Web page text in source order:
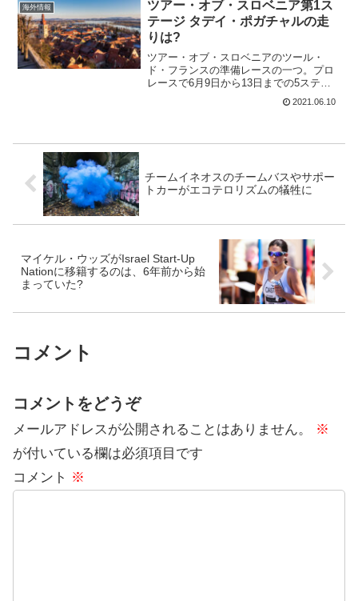
ニングキャンプでも素晴らし...
海外情報
ツアー・オブ・スロベニア第1ス
テージ タデイ・ポガチャルの走
りは?
ツアー・オブ・スロベニアのツール・
ド・フランスの準備レースの一つ。プロ
レースで6月9日から13日までの5ステー
ジで行われる。すべての注目は、地元の
人気者タデイ・ポガチャルに注がれる。
2021.06.10
チームイネオスのチームバスやサポー
トカーがエコテロリズムの犠牲に
マイケル・ウッズがIsrael Start-Up
Nationに移籍するのは、6年前から始
まっていた?
コメント
コメントをどうぞ
メールアドレスが公開されることはありません。
※
が付いている欄は必須項目です
コメント ※